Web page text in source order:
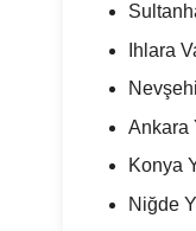
Ihlara
Ankara
Konya
Niğde